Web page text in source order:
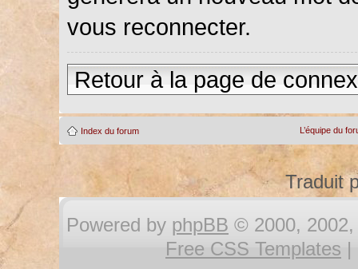
vous reconnecter.
Retour à la page de
Index du forum L’équipe du
Traduit
Powered by phpBB © 2000, 2002,
Free CSS Templates |